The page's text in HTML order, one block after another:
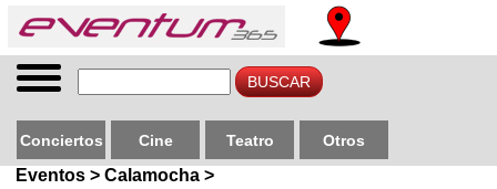
Conciertos Cine Teatro Otros
Eventos > Calamocha >